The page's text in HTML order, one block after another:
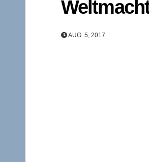
AUG. 5, 2017